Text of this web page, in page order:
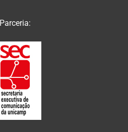
Parceria: